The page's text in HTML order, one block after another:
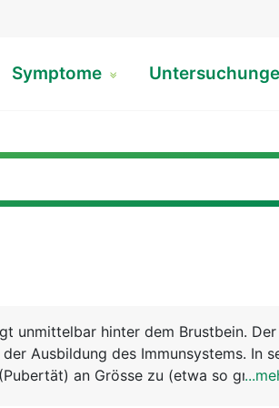
Symptome
unmittelbar hinter dem Brustbein.
Ausbildung des Immunsystems. In
an Grösse zu (etwa so gross